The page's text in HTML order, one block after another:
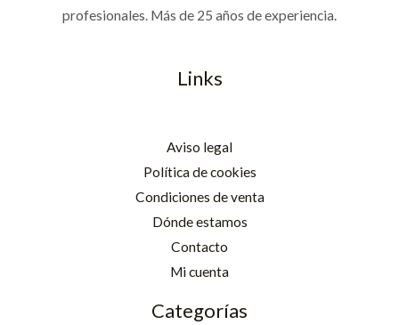
profesionales. Más de 25 años de experiencia.
Links
Aviso legal
Política de cookies
Condiciones de venta
Dónde estamos
Contacto
Mi cuenta
Categorías